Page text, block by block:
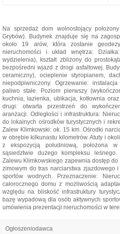
Na sprzedaż dom wolnostojący
Grybów). Budynek znajduje się na
około 19 arów, która zostanie
nieruchomości i układ wnętrza:
wydzielenia), kształt zbliżony do
bezpośredni wjazd z drogi asfaltowej.
ceramiczny), ocieplenie styropianem,
niepodpiwniczony. Ogrzewanie:
paliwo stałe. Poziom pierwszy
kuchnia, łazienka, ubikacja, kotłownia
drugi: otwarta przestrzeń do
aranżacji. Odległości i infrastruktura:
do lokalnych ośrodków turystycznych i
Zalew Klimkowski: ok. 15 km. Ośrodki
w obrębie kilkunastu kilometrów. Atuty i
z ekspozycją południową, położona
sąsiedztwie dużego kompleksu
Zalewu Klimkowskiego zapewnia dostęp
zimowym do tras narciarstwa zjazdowego
sportów wodnych. Przeznaczenie:
całorocznego domu z możliwością
względu na bliskość infrastruktury
bazę wypadową dla osób aktywnych
umówienia prezentacji nieruchomości w
Ogłoszeniodawca